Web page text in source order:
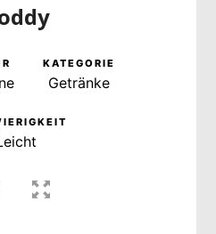
KATEGORIE
Getränke